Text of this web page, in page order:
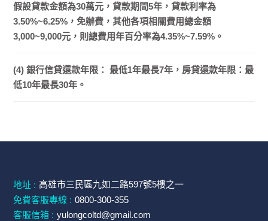
假設貸款金額為30萬元，貸款期間5年，貸款利率為
3.50%~6.25%，免辦費，其他各項相關費用總金額
3,000~9,000元，則總費用年百分率為4.35%~7.59%。
(4) 銀行信貸還款年限： 最低1年最長7年，房貸還款年限：最
低10年最長30年。
地址 : 高雄市三民區九如二路597號5樓之一
免費客服專線 : 0800-300-355
客服信箱 : yulongcoltd@gmail.com